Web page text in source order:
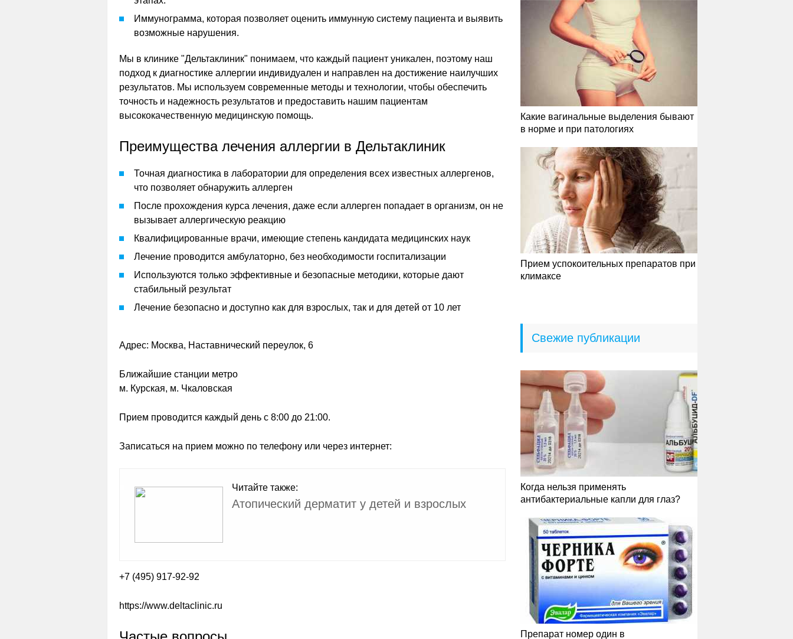
Иммунограмма, которая позволяет оценить иммунную систему пациента и выявить
возможные нарушения.
Мы в клинике "Дельтаклиник" понимаем, что каждый пациент уникален, поэтому наш
подход к диагностике аллергии индивидуален и направлен на достижение наилучших
результатов. Мы используем современные методы и технологии, чтобы обеспечить
точность и надежность результатов и предоставить нашим пациентам
высококачественную медицинскую помощь.
Преимущества лечения аллергии в Дельтаклиник
Точная диагностика в лаборатории для определения всех известных аллергенов,
что позволяет обнаружить аллерген
После прохождения курса лечения, даже если аллерген попадает в организм, он не
вызывает аллергическую реакцию
Квалифицированные врачи, имеющие степень кандидата медицинских наук
Лечение проводится амбулаторно, без необходимости госпитализации
Используются только эффективные и безопасные методики, которые дают
стабильный результат
Лечение безопасно и доступно как для взрослых, так и для детей от 10 лет
Адрес: Москва, Наставнический перeулок, 6
Ближайшие станции метро
м. Курская, м. Чкаловская
Прием проводится каждый день с 8:00 до 21:00.
Записаться на прием можно по телефону или через интернет:
Читайте также:
Атопический дерматит у детей и взрослых
+7 (495) 917-92-92
https://www.deltaclinic.ru
Какие вагинальные выделения бывают
в норме и при патологиях
Прием успокоительных препаратов при
климаксе
Свежие публикации
Когда нельзя применять
антибактериальные капли для глаз?
Препарат номер один в